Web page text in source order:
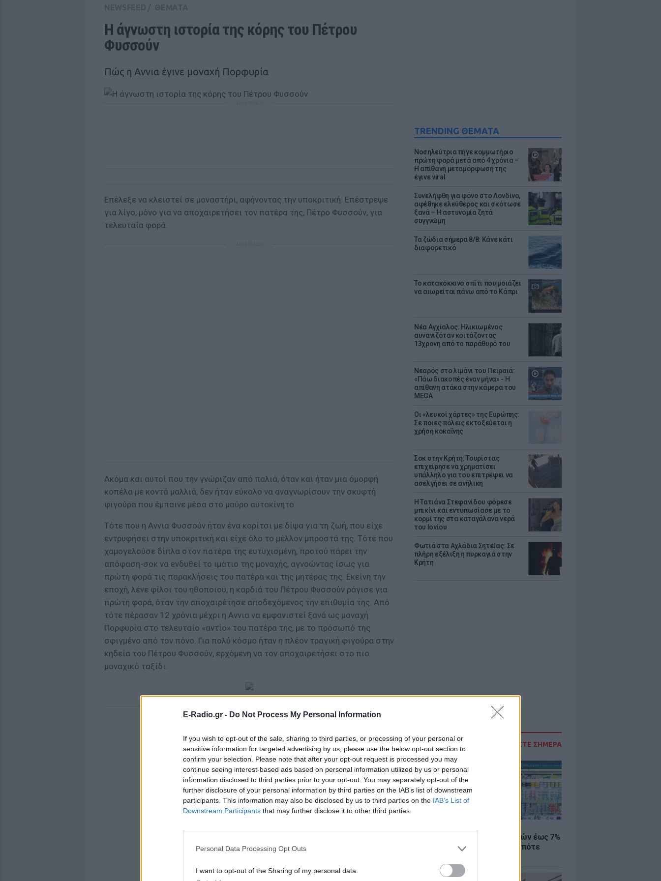
E-Radio.gr - Do Not Process My Personal Information
If you wish to opt-out of the sale, sharing to third parties, or processing of your personal or
sensitive information for targeted advertising by us, please use the below opt-out section to
confirm your selection. Please note that after your opt-out request is processed you may
continue seeing interest-based ads based on personal information utilized by us or personal
information disclosed to third parties prior to your opt-out. You may separately opt-out of the
further disclosure of your personal information by third parties on the IAB’s list of downstream
participants. This information may also be disclosed by us to third parties on the IAB’s List of
Downstream Participants that may further disclose it to other third parties.
Personal Data Processing Opt Outs
I want to opt-out of the Sharing of my personal data.
TRENDING ΘΕΜΑΤΑ
Νοσηλεύτρια πήγε κομμωτήριο
πρώτη φορά μετά από 4 χρόνια –
Η απίθανη μεταμόρφωσή της
έγινε viral
Συνελήφθη για φόνο στο Λονδίνο,
αφέθηκε ελεύθερος και σκότωσε
ξανά – Η αστυνομία ζητά
συγγνώμη
Τα ζώδια σήμερα 8/8: Κάνε κάτι
διαφορετικό
Το κατακόκκινο σπίτι που μοιάζει
να αιωρείται πάνω από το Κάπρι
Νέα Αγχίαλος: Ηλικιωμένος
αυνανιζόταν κοιτάζοντας
13χρονη από το παράθυρό του
Νεαρός στο λιμάνι του Πειραιά:
«Πάω διακοπές έναν μήνα» - Η
απίθανη ατάκα στην κάμερα του
MEGA
Οι «λευκοί χάρτες» της Ευρώπης:
Σε ποιες πόλεις εκτοξεύεται η
χρήση κοκαΐνης
Σοκ στην Κρήτη: Τουρίστας
επιχείρησε να χρηματίσει
υπάλληλο για του επιτρέψει να
ασελγήσει σε ανήλικη
Η Τατιάνα Στεφανίδου φόρεσε
μπικίνι και εντυπωσίασε με το
κορμί της στα καταγάλανα νερά
του Ιονίου
Φωτιά στα Αχλάδια Σητείας: Σε
πλήρη εξέλιξη η πυρκαγιά στην
Κρήτη
ΔΙΑΒΑΣΤΕ ΣΗΜΕΡΑ
Σούπερ μάρκετ: Μειώσεις τιμών έως 7%
σε πάνω από 1.000 προϊόντα, πότε
Η άγνωστη ιστορία της κόρης του Πέτρου
Φυσσούν
Πώς η Aννια έγινε μοναχή Πορφυρία
Επέλεξε να κλειστεί σε μοναστήρι, αφήνοντας την υποκριτική. Επέστρεψε
για λίγο, μόνο για να αποχαιρετήσει τον πατέρα της, Πέτρο Φυσσούν, για
τελευταία φορά.
Ακόμα και αυτοί που την γνώριζαν από παλιά, όταν και ήταν μια όμορφή
κοπέλα με κοντά μαλλιά, δεν ήταν εύκολο να αναγνωρίσουν την σκυφτή
φιγούρα που έμπαινε μέσα στο μαύρο αυτοκίνητο.
Τότε που η Αννια Φυσσούν ήταν ένα κορίτσι με δίψα για τη ζωή, που είχε
εντρυφήσει στην υποκριτική και είχε όλο το μέλλον μπροστά της. Τότε που
χαμογελούσε δίπλα στον πατέρα της ευτυχισμένη, προτού πάρει την
απόφαση-σοκ να ενδυθεί το ιμάτιο της μοναχής, αγνοώντας ίσως για
πρώτη φορά τις παρακλήσεις του πατέρα και της μητέρας της. Εκείνη την
εποχή, λένε φίλοι του ηθοποιού, η καρδιά του Πέτρου Φυσσούν ράγισε για
πρώτη φορά, όταν την αποχαιρέτησε αποδεχόμενος την επιθυμία της. Από
τότε πέρασαν 12 χρόνια μέχρι η Αννια να εμφανιστεί ξανά ως μοναχή
Πορφυρία στο τελευταίο «αντίο» του πατέρα της, με το πρόσωπό της
σφιγμένο από τον πόνο. Για πολύ κόσμο ήταν η πλέον τραγική φιγούρα στην
κηδεία του Πέτρου Φυσσούν, ερχόμενη να τον αποχαιρετήσει στο πιο
μοναχικό ταξίδι.